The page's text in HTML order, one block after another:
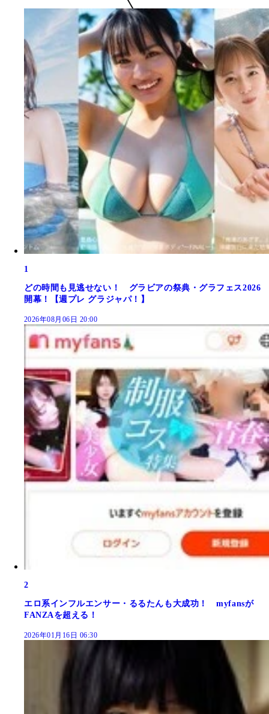
1
どの時間も見逃せない！ グラビアの祭典・グラフェス2026
開幕！【週プレ グラジャパ！】
2026年08月06日 20:00
2
エロ系インフルエンサー・るるたんも大成功！ myfansが
FANZAを超える！
2026年01月16日 06:30